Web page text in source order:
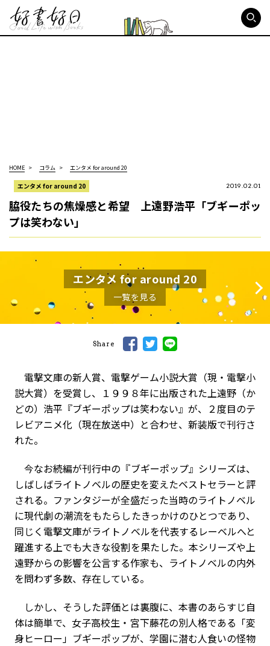
HOME コラム エンタメ for around 20
エンタメ for around 20 2019.02.01
脇役たちの焦燥感と希望 上遠野浩平「ブギーポッ
プは笑わない」
エンタメ for around 20
一覧を見る
Share
電撃文庫の新人賞、電撃ゲーム小説大賞（現・電撃小
説大賞）を受賞し、１９９８年に出版された上遠野（か
どの）浩平『ブギーポップは笑わない』が、２度目のテ
レビアニメ化（現在放送中）と合わせ、新装版で刊行さ
れた。
今なお続編が刊行中の『ブギーポップ』シリーズは、
しばしばライトノベルの歴史を変えたベストセラーと評
される。ファンタジーが全盛だった当時のライトノベル
に現代劇の潮流をもたらしたきっかけのひとつであり、
同じく電撃文庫がライトノベルを代表するレーベルへと
躍進する上でも大きな役割を果たした。本シリーズや上
遠野からの影響を公言する作家も、ライトノベルの内外
を問わず多数、存在している。
しかし、そうした評価とは裏腹に、本書のあらすじ自
体は簡単で、女子高校生・宮下藤花の別人格である「変
身ヒーロー」ブギーポップが、学園に潜む人食いの怪物